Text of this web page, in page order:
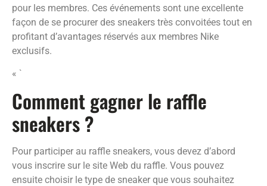
pour les membres. Ces événements sont une excellente
façon de se procurer des sneakers très convoitées tout en
profitant d’avantages réservés aux membres Nike
exclusifs.
« `
Comment gagner le raffle
sneakers ?
Pour participer au raffle sneakers, vous devez d’abord
vous inscrire sur le site Web du raffle. Vous pouvez
ensuite choisir le type de sneaker que vous souhaitez